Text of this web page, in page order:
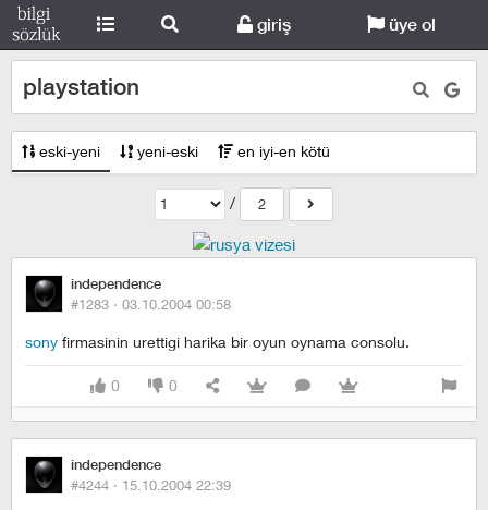
giriş üye ol
playstation
eski-yeni yeni-eski en iyi-en kötü
/ 2
independence
#1283 · 03.10.2004 00:58
sony firmasinin urettigi harika bir oyun oynama consolu.
0 0
independence
#4244 · 15.10.2004 22:39